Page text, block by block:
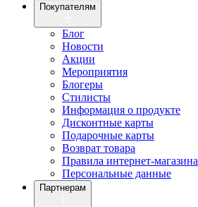
Покупателям
Блог
Новости
Акции
Мероприятия
Блогеры
Стилисты
Информация о продукте
Дисконтные карты
Подарочные карты
Возврат товара
Правила интернет-магазина
Персональные данные
Партнерам